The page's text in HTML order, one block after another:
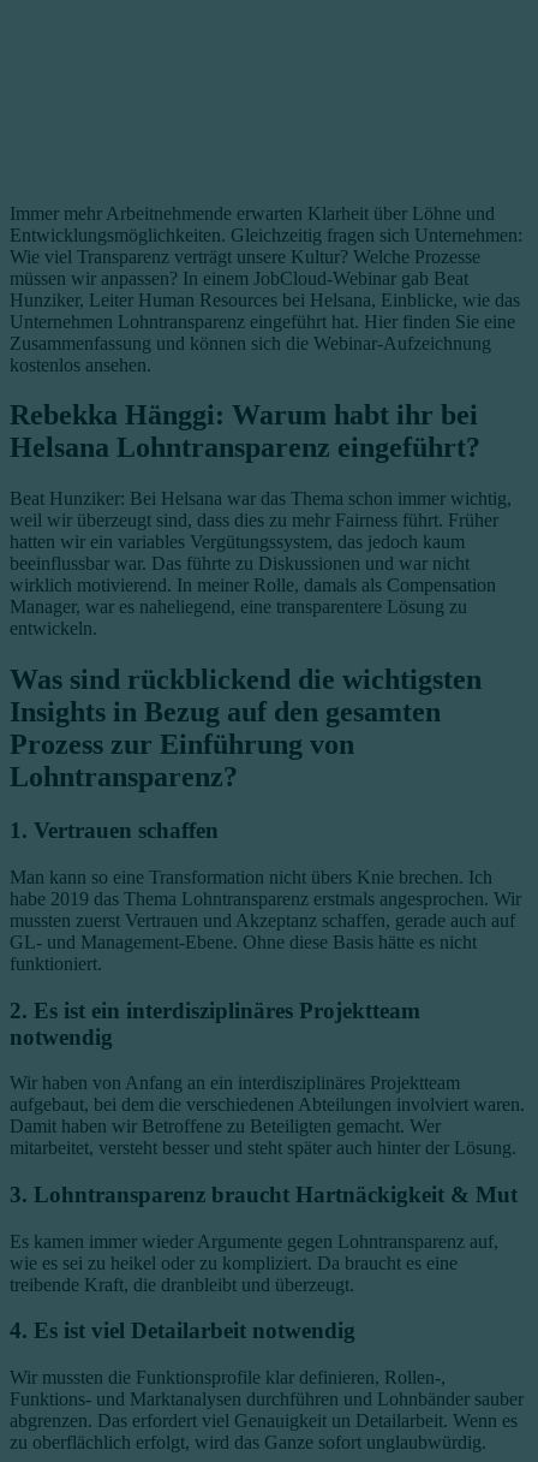
Immer mehr Arbeitnehmende erwarten Klarheit über Löhne und
Entwicklungsmöglichkeiten. Gleichzeitig fragen sich Unternehmen:
Wie viel Transparenz verträgt unsere Kultur? Welche Prozesse
müssen wir anpassen? In einem JobCloud-Webinar gab Beat
Hunziker, Leiter Human Resources bei Helsana, Einblicke, wie das
Unternehmen Lohntransparenz eingeführt hat. Hier finden Sie eine
Zusammenfassung und können sich die Webinar-Aufzeichnung
kostenlos ansehen.
Rebekka Hänggi: Warum habt ihr bei
Helsana Lohntransparenz eingeführt?
Beat Hunziker: Bei Helsana war das Thema schon immer wichtig,
weil wir überzeugt sind, dass dies zu mehr Fairness führt. Früher
hatten wir ein variables Vergütungssystem, das jedoch kaum
beeinflussbar war. Das führte zu Diskussionen und war nicht
wirklich motivierend. In meiner Rolle, damals als Compensation
Manager, war es naheliegend, eine transparentere Lösung zu
entwickeln.
Was sind rückblickend die wichtigsten
Insights in Bezug auf den gesamten
Prozess zur Einführung von
Lohntransparenz?
1. Vertrauen schaffen
Man kann so eine Transformation nicht übers Knie brechen. Ich
habe 2019 das Thema Lohntransparenz erstmals angesprochen. Wir
mussten zuerst Vertrauen und Akzeptanz schaffen, gerade auch auf
GL- und Management-Ebene. Ohne diese Basis hätte es nicht
funktioniert.
2. Es ist ein interdisziplinäres Projektteam
notwendig
Wir haben von Anfang an ein interdisziplinäres Projektteam
aufgebaut, bei dem die verschiedenen Abteilungen involviert waren.
Damit haben wir Betroffene zu Beteiligten gemacht. Wer
mitarbeitet, versteht besser und steht später auch hinter der Lösung.
3. Lohntransparenz braucht Hartnäckigkeit & Mut
Es kamen immer wieder Argumente gegen Lohntransparenz auf,
wie es sei zu heikel oder zu kompliziert. Da braucht es eine
treibende Kraft, die dranbleibt und überzeugt.
4. Es ist viel Detailarbeit notwendig
Wir mussten die Funktionsprofile klar definieren, Rollen-,
Funktions- und Marktanalysen durchführen und Lohnbänder sauber
abgrenzen. Das erfordert viel Genauigkeit un Detailarbeit. Wenn es
zu oberflächlich erfolgt, wird das Ganze sofort unglaubwürdig.